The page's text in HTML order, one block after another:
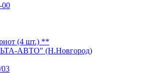
00
(4 шт.) **
АВТО" (Н.Новгород)
03